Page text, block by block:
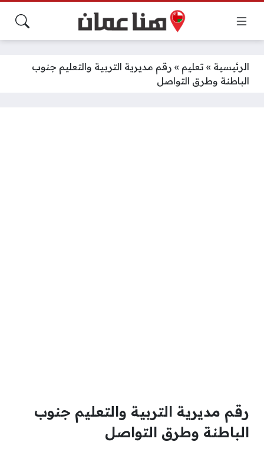
الرئيسية » تعليم » رقم مديرية التربية والتعليم جنوب
الباطنة وطرق التواصل
رقم مديرية التربية والتعليم جنوب
الباطنة وطرق التواصل